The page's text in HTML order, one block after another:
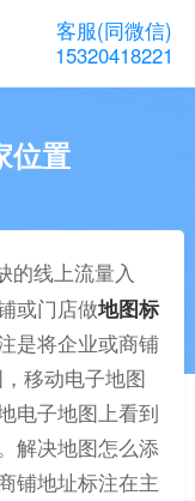
客服(同微信)
15320418221
位置
的线上流量入
或门店做地图标
是将企业或商铺
移动电子地图
电子地图上看到
解决地图怎么添
铺地址标注在主